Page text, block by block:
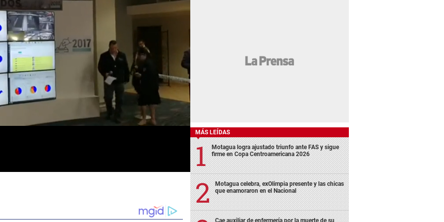
MÁS LEÍDAS
Motagua logra ajustado triunfo ante FAS y sigue
firme en Copa Centroamericana 2026
Motagua celebra, exOlimpia presente y las chicas
que enamoraron en el Nacional